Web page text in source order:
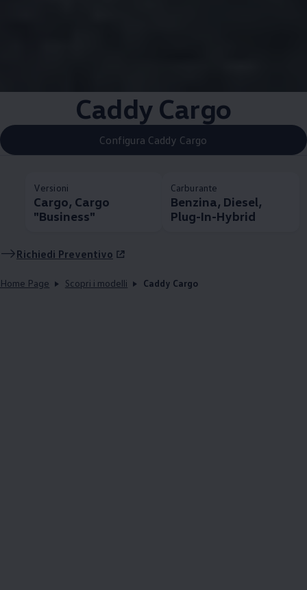
Caddy Cargo
Configura Caddy Cargo
Versioni
Cargo, Cargo
"Business"
Carburante
Benzina, Diesel,
Plug-In-Hybrid
Richiedi Preventivo
Home Page Scopri i modelli Caddy Cargo